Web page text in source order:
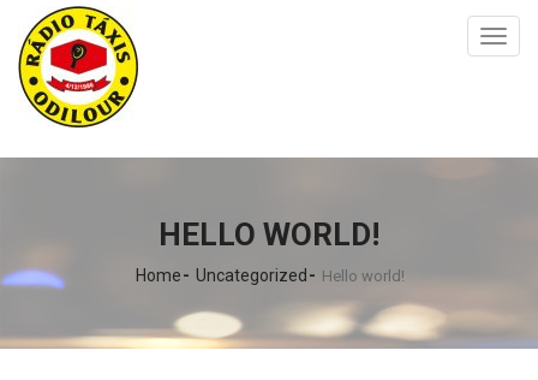
HELLO WORLD!
Home Uncategorized Hello world!